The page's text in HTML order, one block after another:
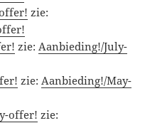
zie:
zie:Aanbieding!/July-
zie:Aanbieding!/May-
offer! zie: